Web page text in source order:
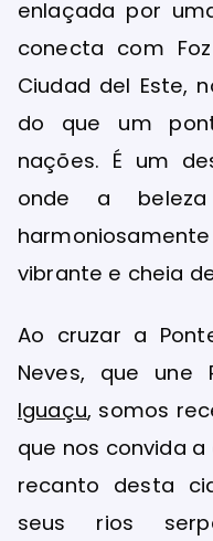
enlaçada por
conecta com
Ciudad del Este,
do que um
nações. É um
onde a
vibrante e cheia
Ao cruzar a
Neves, que une
Iguaçu, somos
que nos convida
recanto desta
seus rios